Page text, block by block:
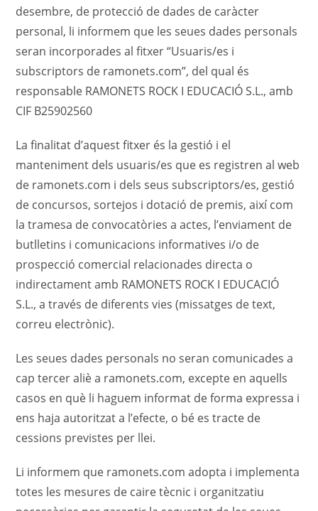
desembre, de protecció de dades de caràcter
personal, li informem que les seues dades personals
seran incorporades al fitxer “Usuaris/es i
subscriptors de ramonets.com”, del qual és
responsable ⁠⁠⁠RAMONETS ROCK I EDUCACIÓ S.L., amb
CIF B25902560
La finalitat d’aquest fitxer és la gestió i el
manteniment dels usuaris/es que es registren al web
de ramonets.com i dels seus subscriptors/es, gestió
de concursos, sortejos i dotació de premis, així com
la tramesa de convocatòries a actes, l’enviament de
butlletins i comunicacions informatives i/o de
prospecció comercial relacionades directa o
indirectament amb ⁠⁠⁠RAMONETS ROCK I EDUCACIÓ
S.L., a través de diferents vies (missatges de text,
correu electrònic).
Les seues dades personals no seran comunicades a
cap tercer aliè a ramonets.com, excepte en aquells
casos en què li haguem informat de forma expressa i
ens haja autoritzat a l’efecte, o bé es tracte de
cessions previstes per llei.
Li informem que ramonets.com adopta i implementa
totes les mesures de caire tècnic i organitzatiu